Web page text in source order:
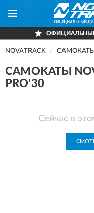
NOVATRACK САМОКАТЫ
САМОКАТЫ
PRO'30
Сейчас в